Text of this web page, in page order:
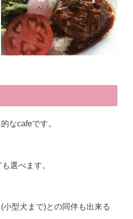
なcafeです。
選べます。
型犬まで)との同伴も出来る